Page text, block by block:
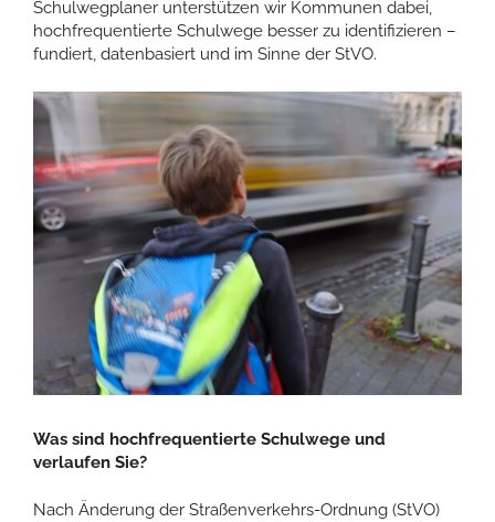
Schulwegplaner unterstützen wir Kommunen dabei,
hochfrequentierte Schulwege besser zu identifizieren –
fundiert, datenbasiert und im Sinne der StVO.
Was sind hochfrequentierte Schulwege und
verlaufen Sie?
Nach Änderung der Straßenverkehrs-Ordnung (StVO)